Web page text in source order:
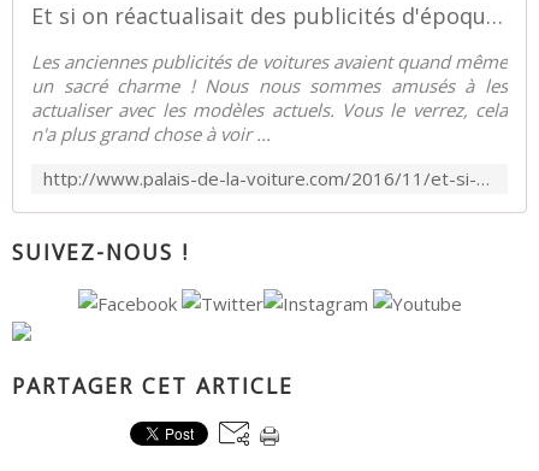
Et si on réactualisait des publicités d'époque ? - Palais-de-la-Voiture.com
Les anciennes publicités de voitures avaient quand même
un sacré charme ! Nous nous sommes amusés à les
actualiser avec les modèles actuels. Vous le verrez, cela
n'a plus grand chose à voir ...
http://www.palais-de-la-voiture.com/2016/11/et-si-on-reactualisait-des-publicites-d-epoque.html
SUIVEZ-NOUS !
PARTAGER CET ARTICLE